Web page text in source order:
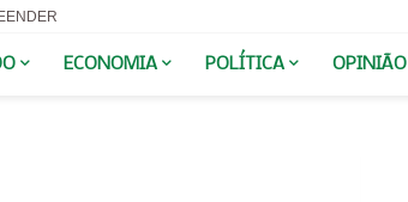
ECONOMIA POLÍTICA OPINIÃO